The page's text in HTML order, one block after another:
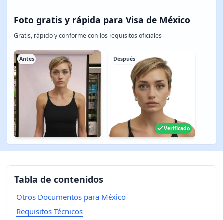
Foto gratis y rápida para Visa de México
Gratis, rápido y conforme con los requisitos oficiales
Antes Después
Verificado
Tabla de contenidos
Otros Documentos para México
Requisitos Técnicos